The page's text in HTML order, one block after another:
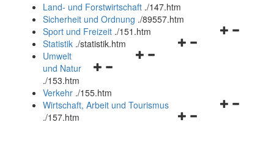
und
schließen
Land- und Forstwirtschaft ./147.htm
Sicherheit und Ordnung ./89557.htm
Navigationsmenü
Sport und Freizeit ./151.htm
Navigationsmenü
Statistik ./statistik.htm
Navigationsmenü
und
schließen
Umwelt
und Natur
./153.htm
Verkehr ./155.htm
Navigationsmenü
Wirtschaft, Arbeit und Tourismus
./157.htm